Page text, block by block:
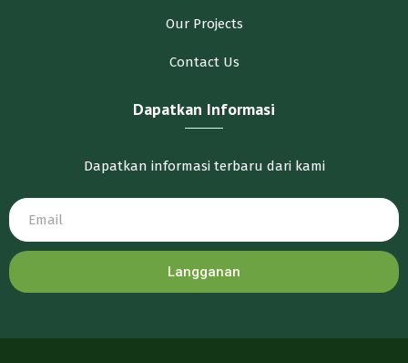
Our Projects
Contact Us
Dapatkan Informasi
Dapatkan informasi terbaru dari kami
Langganan